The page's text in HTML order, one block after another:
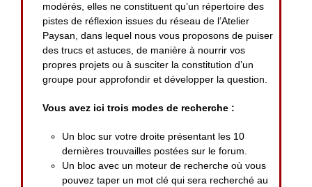
modérés, elles ne constituent qu’un répertoire des
pistes de réflexion issues du réseau de l’Atelier
Paysan, dans lequel nous vous proposons de puiser
des trucs et astuces, de manière à nourrir vos
propres projets ou à susciter la constitution d’un
groupe pour approfondir et développer la question.
Vous avez ici trois modes de recherche :
Un bloc sur votre droite présentant les 10
dernières trouvailles postées sur le forum.
Un bloc avec un moteur de recherche où vous
pouvez taper un mot clé qui sera recherché au